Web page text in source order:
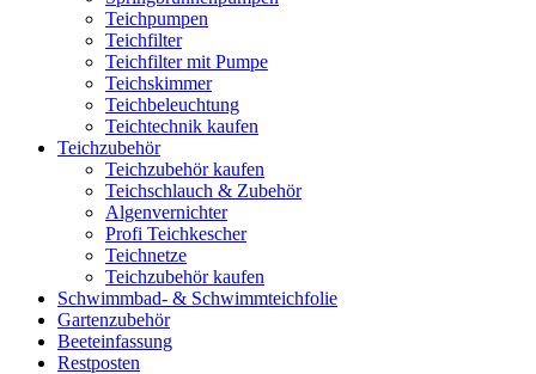
Teichpumpen
Teichfilter
Teichfilter mit Pumpe
Teichskimmer
Teichbeleuchtung
Teichtechnik kaufen
Teichzubehör
Teichzubehör kaufen
Teichschlauch & Zubehör
Algenvernichter
Profi Teichkescher
Teichnetze
Teichzubehör kaufen
Schwimmbad- & Schwimmteichfolie
Gartenzubehör
Beeteinfassung
Restposten